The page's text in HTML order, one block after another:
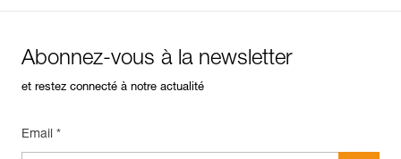
Abonnez-vous à la newsletter
et restez connecté à notre actualité
Email *